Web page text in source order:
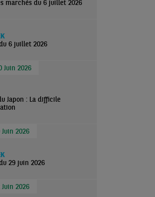
marchés du 6 juillet 2026
6 juillet 2026
Juin 2026
Japon : La difficile
2026
29 juin 2026
2026